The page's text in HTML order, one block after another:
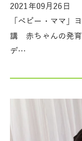
2021年09月26日
「ベビー・ママ」
講 赤ちゃんの発育
デ…